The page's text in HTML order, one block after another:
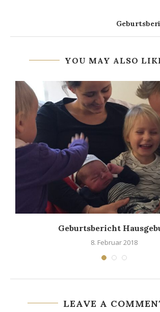
YOU MAY ALSO
Geburtsbericht
8. Februar 2018
LEAVE A